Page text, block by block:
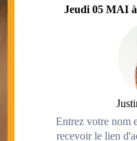
Jeudi 05 MAI
Entrez votre nom
recevoir le lien